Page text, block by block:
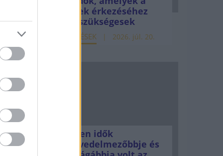
pénzek érkezéséhez
még szükségesek
ELEMZÉSEK 2026. júl. 20.
Minden idők
legjövedelmezőbbje és